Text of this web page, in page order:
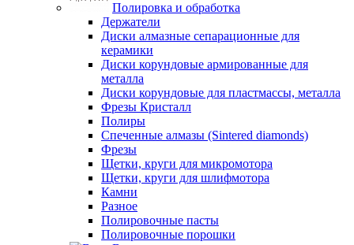
Полировка и обработка
Держатели
Диски алмазные сепарационные для
керамики
Диски корундовые армированные для
металла
Диски корундовые для пластмассы, металла
Фрезы Кристалл
Полиры
Спеченные алмазы (Sintered diamonds)
Фрезы
Щетки, круги для микромотора
Щетки, круги для шлифмотора
Камни
Разное
Полировочные пасты
Полировочные порошки